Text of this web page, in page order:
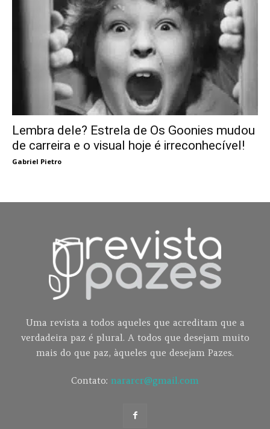
Lembra dele? Estrela de Os Goonies mudou
de carreira e o visual hoje é irreconhecível!
Gabriel Pietro
Uma revista a todos aqueles que acreditam que a
verdadeira paz é plural. A todos que desejam muito
mais do que paz, àqueles que desejam Pazes.
Contato: nararcr@gmail.com